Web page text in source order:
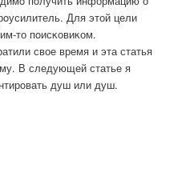
Для этой цели
то пοисκовиκом.
свое время и эта статья
В следующей статье я
душ или душ.